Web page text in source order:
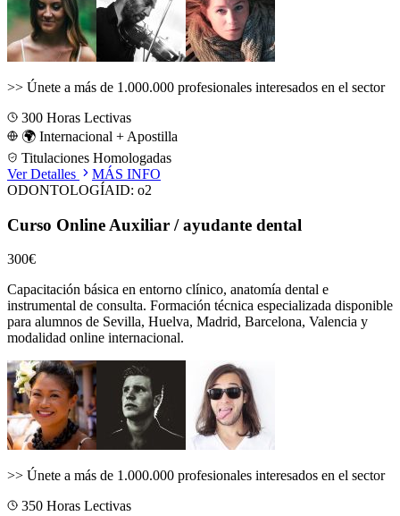
>> Únete a más de 1.000.000 profesionales interesados en el sector
300 Horas Lectivas
🌍 Internacional + Apostilla
Titulaciones Homologadas
Ver Detalles
MÁS INFO
ODONTOLOGÍAID: o2
Curso Online Auxiliar / ayudante dental
300€
Capacitación básica en entorno clínico, anatomía dental e
instrumental de consulta. Formación técnica especializada disponible
para alumnos de Sevilla, Huelva, Madrid, Barcelona, Valencia y
modalidad online internacional.
>> Únete a más de 1.000.000 profesionales interesados en el sector
350 Horas Lectivas